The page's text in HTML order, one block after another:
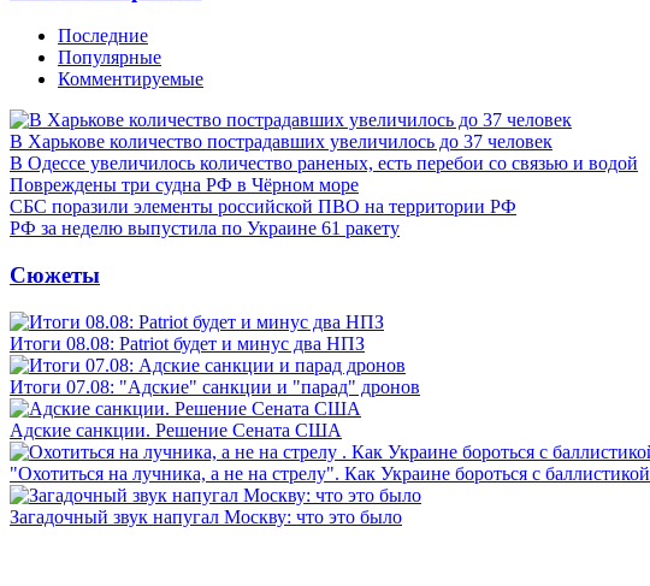
Последние
Популярные
Комментируемые
В Харькове количество пострадавших увеличилось до 37 человек
В Одессе увеличилось количество раненых, есть перебои со связью и водой
Повреждены три судна РФ в Чёрном море
СБС поразили элементы российской ПВО на территории РФ
РФ за неделю выпустила по Украине 61 ракету
Сюжеты
Итоги 08.08: Patriot будет и минус два НПЗ
Итоги 07.08: "Адские" санкции и "парад" дронов
Адские санкции. Решение Сената США
"Охотиться на лучника, а не на стрелу". Как Украине бороться с баллистикой
Загадочный звук напугал Москву: что это было